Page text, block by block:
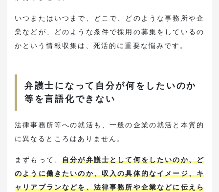
いつまたはいつまで、どこで、どのような事務所や企
業などが、どのような条件で採用の募集をしているの
かという情報収集は、死活的に重要な悩みです。
弁護士になって自分が何をしたいのか
等を言語化できない
法律事務所等への就活も、一般の企業の就活と本質的
に異なるところはありません。
まずもって、自分が弁護士として何をしたいのか、ど
のように働きたいのか、収入の具体的なイメージ、キ
ャリアプランなどを、法律事務所や企業などに伝えら